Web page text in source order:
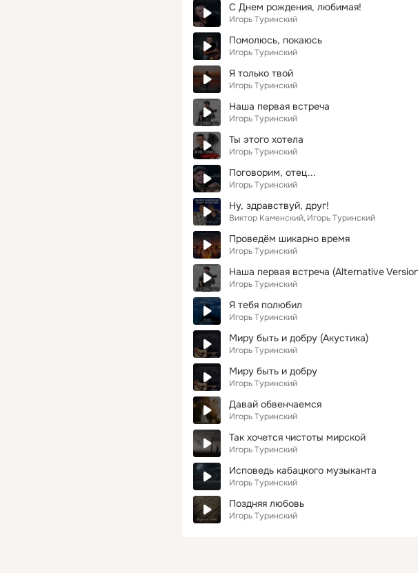
С Днем рождения, любимая!
Игорь Туринский
Помолюсь, покаюсь
Игорь Туринский
Я только твой
Игорь Туринский
Наша первая встреча
Игорь Туринский
Ты этого хотела
Игорь Туринский
Поговорим, отец...
Игорь Туринский
Ну, здравствуй, друг!
Виктор Каменский Игорь Туринский
Проведём шикарно время
Игорь Туринский
Наша первая встреча (Alternative
Игорь Туринский
Я тебя полюбил
Игорь Туринский
Миру быть и добру (Акустика)
Игорь Туринский
Миру быть и добру
Игорь Туринский
Давай обвенчаемся
Игорь Туринский
Так хочется чистоты мирской
Игорь Туринский
Исповедь кабацкого музыканта
Игорь Туринский
Поздняя любовь
Игорь Туринский